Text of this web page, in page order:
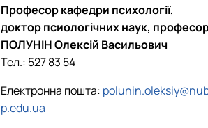
Професор кафедри психології,
доктор псиологічних наук,
ПОЛУНІН Олексій Васильович
Тел.: 527 83 54
Електронна пошта:
p.edu.ua